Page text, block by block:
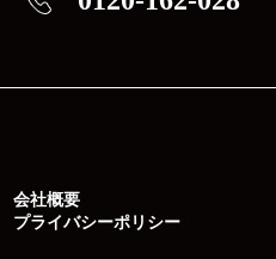
会社概要
プライバシーポリシー